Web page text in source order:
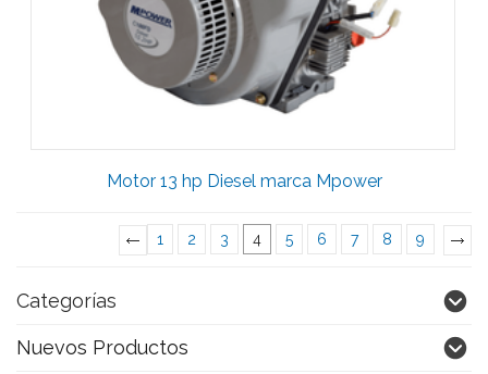
Motor 13 hp Diesel marca Mpower
«
1 2 3 4 5 6 7 8 9
»
Categorías
Nuevos Productos